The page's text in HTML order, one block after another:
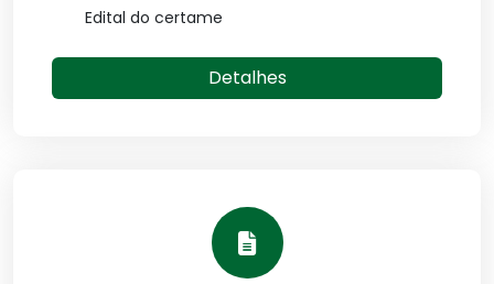
Edital do certame
Detalhes